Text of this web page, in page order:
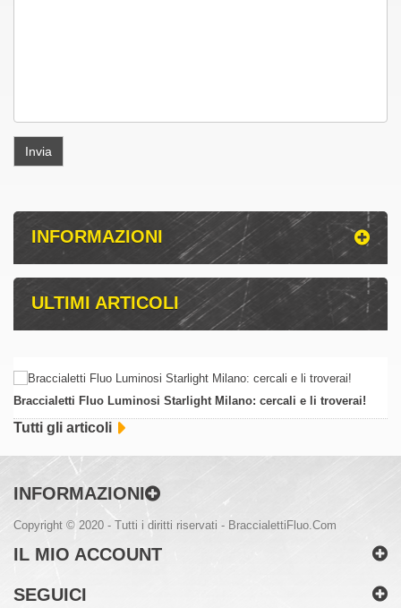
INFORMAZIONI
ULTIMI ARTICOLI
Braccialetti Fluo Luminosi Starlight Milano: cercali e li troverai!
Tutti gli articoli
INFORMAZIONI
Copyright © 2020 - Tutti i diritti riservati - BraccialettiFluo.Com
IL MIO ACCOUNT
SEGUICI